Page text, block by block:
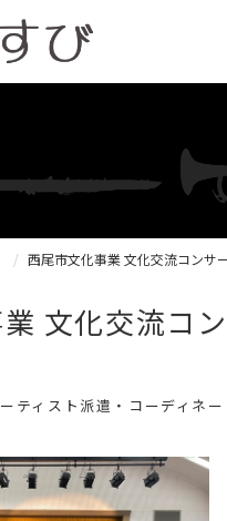
西尾市文化事業 文化交流コンサ
文化交流コ
ティスト派遣・コーディネー